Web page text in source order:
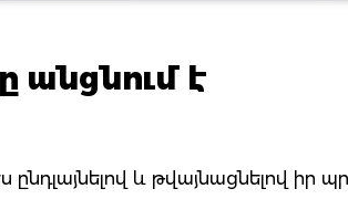
անցնում է
և թվայնացնելով իր